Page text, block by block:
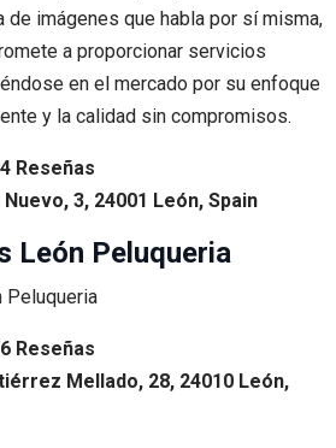
de imágenes que habla por sí misma,
a proporcionar servicios
en el mercado por su enfoque
y la calidad sin compromisos.
Reseñas
3, 24001 León, Spain
León Peluqueria
Reseñas
Mellado, 28, 24010 León,